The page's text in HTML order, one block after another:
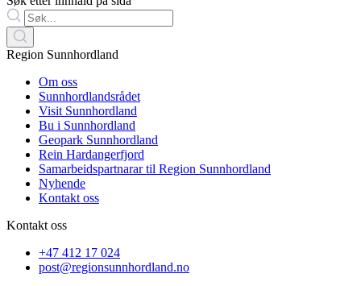
Region Sunnhordland
Om oss
Sunnhordlandsrådet
Visit Sunnhordland
Bu i Sunnhordland
Geopark Sunnhordland
Rein Hardangerfjord
Samarbeidspartnarar til Region Sunnhordland
Nyhende
Kontakt oss
Kontakt oss
+47 412 17 024
post@regionsunnhordland.no